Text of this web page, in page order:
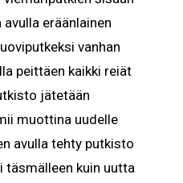
eräänlainen
vanhan
peittäen kaikki reiät
jätetään
muottina uudelle
avulla tehty putkisto
täsmälleen kuin uutta